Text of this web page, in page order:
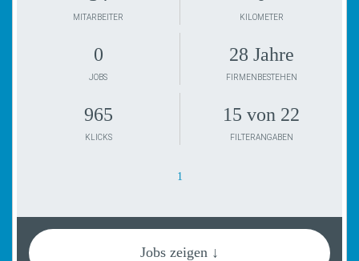
MITARBEITER KILOMETER
0
JOBS
28 Jahre
FIRMENBESTEHEN
965
KLICKS
15 von 22
FILTERANGABEN
1
Jobs zeigen ↓